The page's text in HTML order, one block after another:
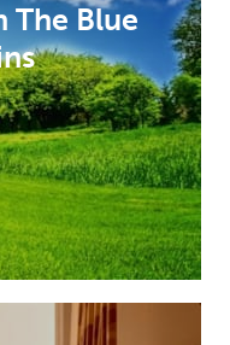
The Blue